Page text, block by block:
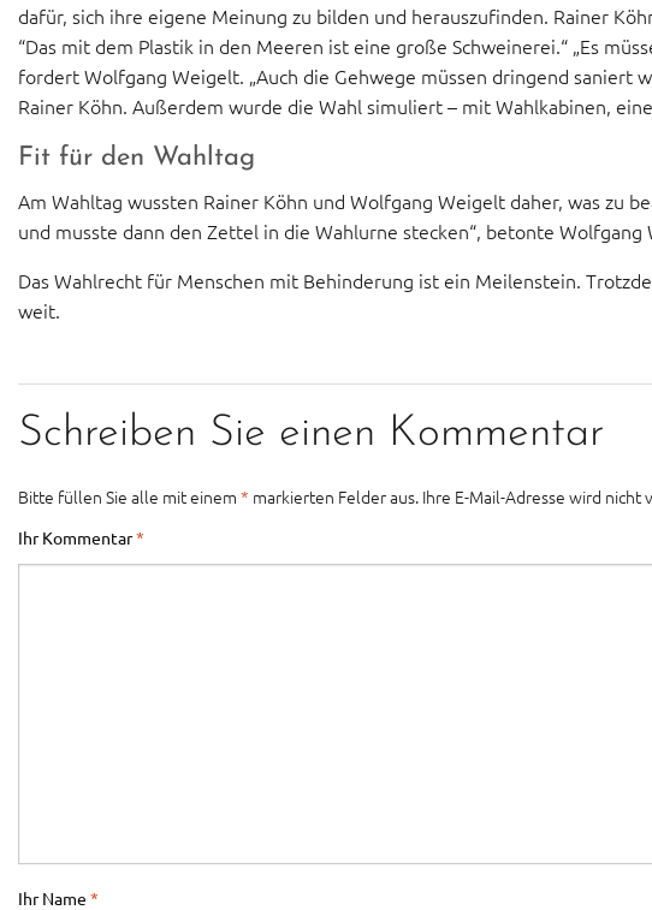
dafür, sich ihre eigene Meinung zu bilden und herauszufinden. Rainer
“Das mit dem Plastik in den Meeren ist eine große Schweinerei.“ „Es
fordert Wolfgang Weigelt. „Auch die Gehwege müssen dringend saniert
Rainer Köhn. Außerdem wurde die Wahl simuliert – mit Wahlkabinen,
Fit für den Wahltag
Am Wahltag wussten Rainer Köhn und Wolfgang Weigelt daher, was zu
und musste dann den Zettel in die Wahlurne stecken“, betonte Wolfgang
Das Wahlrecht für Menschen mit Behinderung ist ein Meilenstein.
weit.
Schreiben Sie einen Kommentar
Bitte füllen Sie alle mit einem * markierten Felder aus. Ihre E-Mail-Adresse wird
Ihr Kommentar*
Ihr Name *